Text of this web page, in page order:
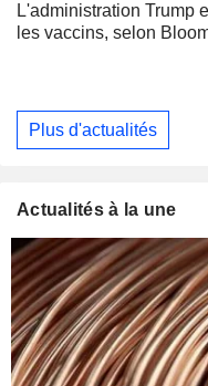
L'administration Trump
les vaccins, selon
Plus d'actualités
Actualités à la une